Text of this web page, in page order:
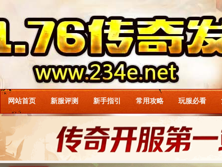
网站首页 新服评测 新手指引 常用攻略 玩服必看